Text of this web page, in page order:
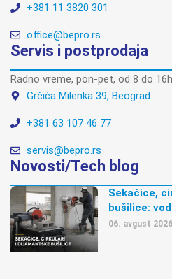
+381 11 3820 301
office@bepro.rs
Servis i postprodaja
Radno vreme, pon-pet, od 8 do 16h
Grčića Milenka 39, Beograd
+381 63 107 46 77
servis@bepro.rs
Novosti/Tech blog
Sekačice,
bušilice:
06. avgust